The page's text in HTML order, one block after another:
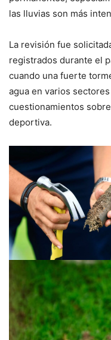
las lluvias son más
La revisión fue
registrados durante el
cuando una fuerte
agua en varios
cuestionamientos
deportiva.